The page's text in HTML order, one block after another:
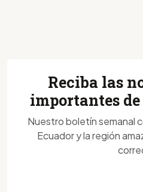
Reciba las
importantes
Nuestro boletín semanal
Ecuador y la región